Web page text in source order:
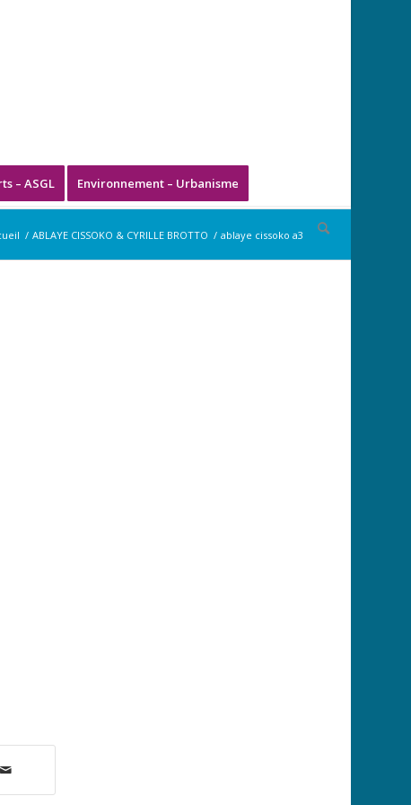
– ASGL Environnement – Urbanisme
/ ABLAYE CISSOKO & CYRILLE BROTTO / ablaye cissoko a3